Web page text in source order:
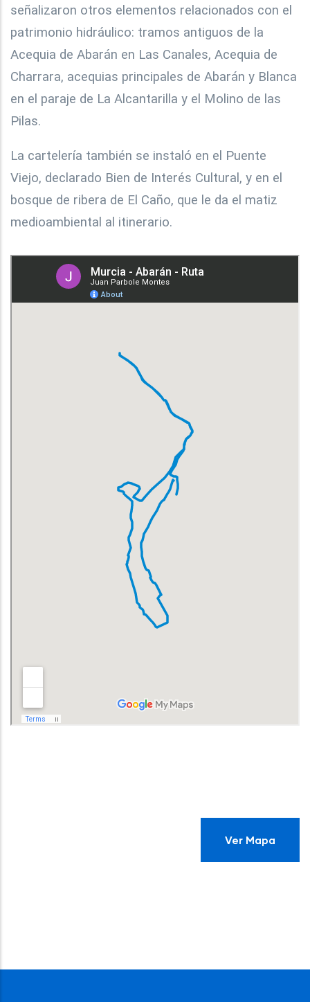
señalizaron otros elementos relacionados con el
patrimonio hidráulico: tramos antiguos de la
Acequia de Abarán en Las Canales, Acequia de
Charrara, acequias principales de Abarán y Blanca
en el paraje de La Alcantarilla y el Molino de las
Pilas.
La cartelería también se instaló en el Puente
Viejo, declarado Bien de Interés Cultural, y en el
bosque de ribera de El Caño, que le da el matiz
medioambiental al itinerario.
Ver Mapa